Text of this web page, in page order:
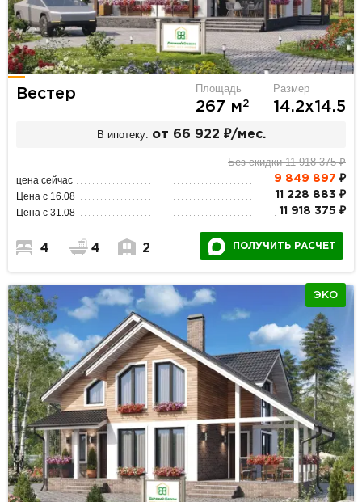
Вестер Площадь
267 м2
Размер
14.2х14.5
В ипотеку: от 66 922 ₽/мес.
Без скидки 11 918 375 ₽
цена сейчас 9 849 897 ₽
Цена с 16.08 11 228 883 ₽
Цена с 31.08 11 918 375 ₽
4 4 2 ПОЛУЧИТЬ РАСЧЕТ
ЭКО